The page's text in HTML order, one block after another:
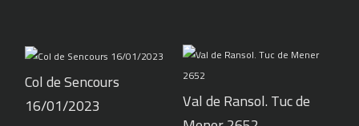
Col de Sencours
16/01/2023
Val de Ransol. Tuc de